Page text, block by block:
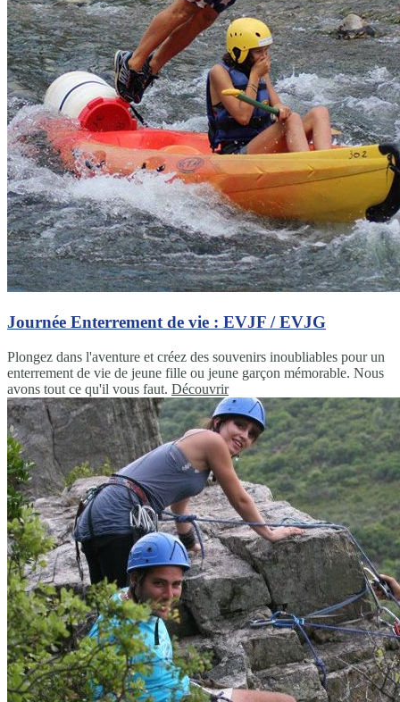
Journée Enterrement de vie : EVJF / EVJG
Plongez dans l'aventure et créez des souvenirs inoubliables pour un
enterrement de vie de jeune fille ou jeune garçon mémorable. Nous
avons tout ce qu'il vous faut. Découvrir